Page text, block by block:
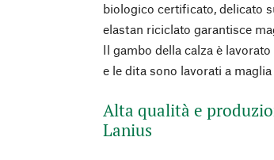
biologico certificato, delicato
elastan riciclato garantisce
Il gambo della calza è
e le dita sono lavorati a
Alta qualità e
Lanius